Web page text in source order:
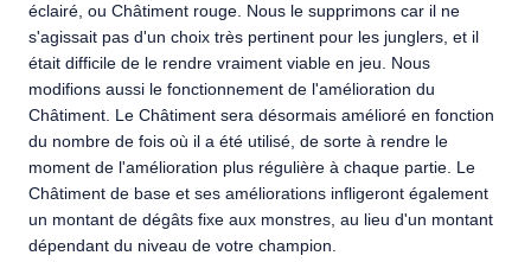
éclairé, ou Châtiment rouge. Nous le supprimons car il ne
s'agissait pas d'un choix très pertinent pour les junglers, et il
était difficile de le rendre vraiment viable en jeu. Nous
modifions aussi le fonctionnement de l'amélioration du
Châtiment. Le Châtiment sera désormais amélioré en fonction
du nombre de fois où il a été utilisé, de sorte à rendre le
moment de l'amélioration plus régulière à chaque partie. Le
Châtiment de base et ses améliorations infligeront également
un montant de dégâts fixe aux monstres, au lieu d'un montant
dépendant du niveau de votre champion.